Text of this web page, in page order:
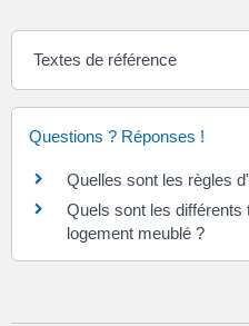
Textes de référence
Questions ? Réponses !
Quelles sont les règles
Quels sont les différents
logement meublé ?